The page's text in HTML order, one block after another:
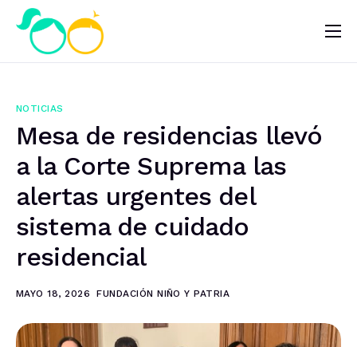
Nosotros
Noticias
¿Quieres ayudar?
NOTICIAS
Mesa de residencias llevó
a la Corte Suprema las
alertas urgentes del
sistema de cuidado
residencial
MAYO 18, 2026 FUNDACIÓN NIÑO Y PATRIA